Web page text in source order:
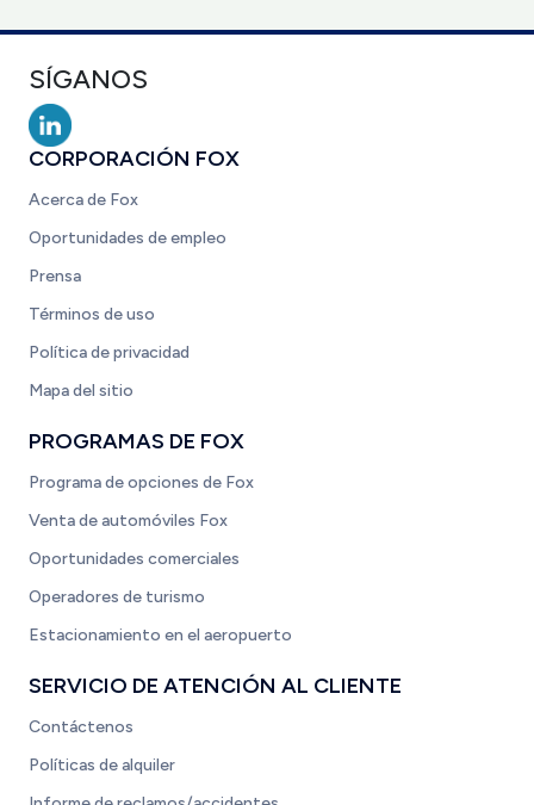
SÍGANOS
CORPORACIÓN FOX
Acerca de Fox
Oportunidades de empleo
Prensa
Términos de uso
Política de privacidad
Mapa del sitio
PROGRAMAS DE FOX
Programa de opciones de Fox
Venta de automóviles Fox
Oportunidades comerciales
Operadores de turismo
Estacionamiento en el aeropuerto
SERVICIO DE ATENCIÓN AL CLIENTE
Contáctenos
Políticas de alquiler